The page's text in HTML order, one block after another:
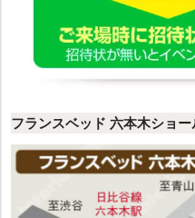
フランスベッド 六本木ショ